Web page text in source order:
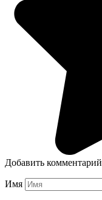
Добавить комментарий
Имя